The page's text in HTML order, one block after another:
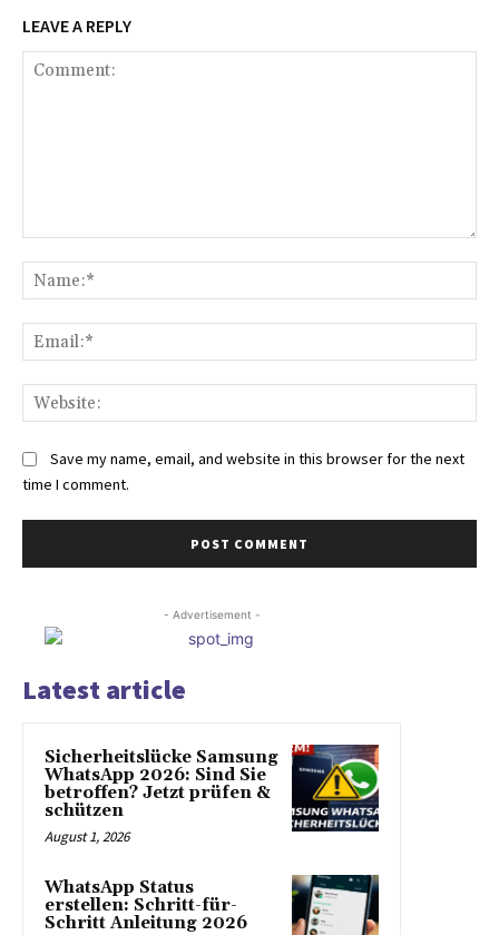
LEAVE A REPLY
Save my name, email, and website in this browser for the next
time I comment.
- Advertisement -
Latest article
Sicherheitslücke Samsung
WhatsApp 2026: Sind Sie
betroffen? Jetzt prüfen &
schützen
August 1, 2026
WhatsApp Status
erstellen: Schritt-für-
Schritt Anleitung 2026